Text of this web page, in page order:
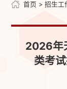
首页 >招生工
2026年
类考